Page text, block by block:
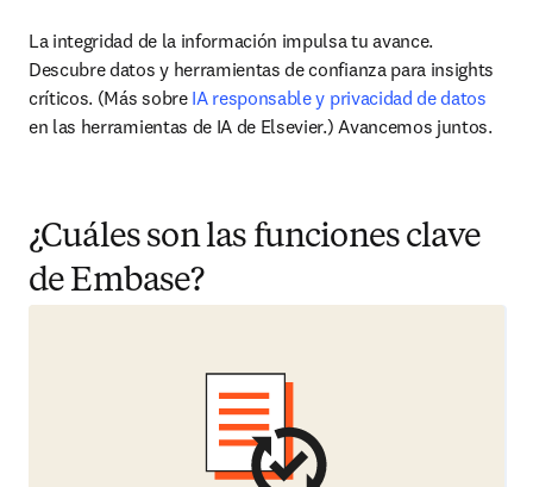
La integridad de la información impulsa tu avance.
Descubre datos y herramientas de confianza para insights
críticos. (Más sobre IA responsable y privacidad de datos
en las herramientas de IA de Elsevier.) Avancemos juntos.
¿Cuáles son las funciones clave
de Embase?